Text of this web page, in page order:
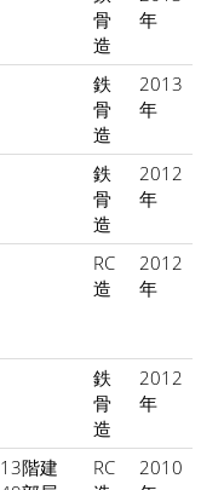
骨
造
年
鉄
骨
造
2013
年
鉄
骨
造
2012
年
RC
造
2012
年
鉄
骨
造
2012
年
13階建
RC
2010